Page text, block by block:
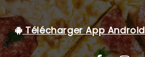
Télécharger App Android